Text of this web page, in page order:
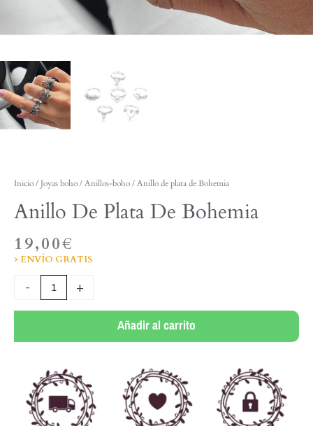
Inicio/Joyas boho/Anillos-boho/ Anillo de plata de Bohemia
Anillo De Plata De Bohemia
19,00€
> ENVÍO GRATIS
-
de
cantidad
+
Añadir al carrito